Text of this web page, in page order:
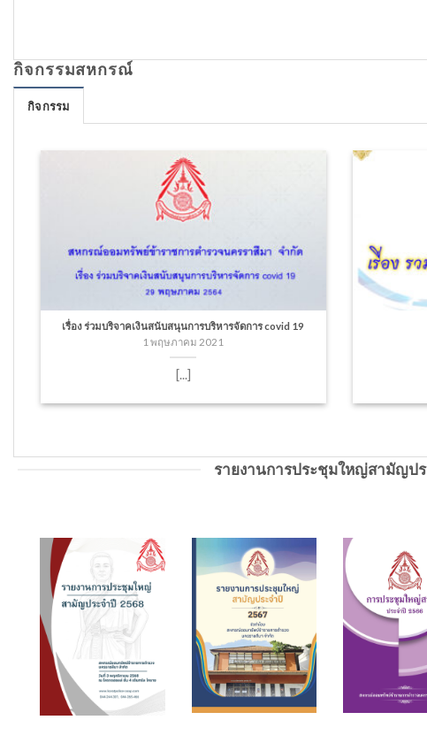
กิจกรรมสหกรณ์
กิจกรรม
เรื่อง ร่วมบริจาคเงินสนับสนุนการบริหารจัดการ covid 19
1 พฤษภาคม 2021
[...]
รายงานการประชุมใหญ่สามัญป